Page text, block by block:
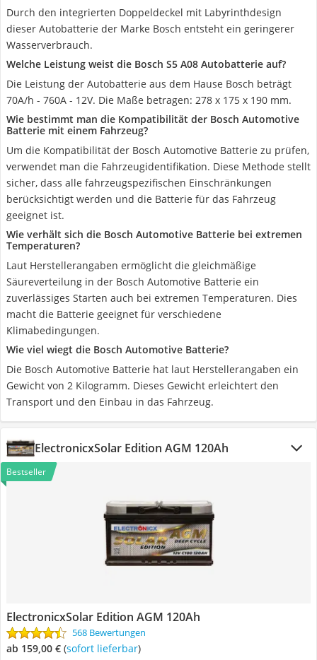
Durch den integrierten Doppeldeckel mit Labyrinthdesign
dieser Autobatterie der Marke Bosch entsteht ein geringerer
Wasserverbrauch.
Welche Leistung weist die Bosch S5 A08 Autobatterie auf?
Die Leistung der Autobatterie aus dem Hause Bosch beträgt
70A/h - 760A - 12V. Die Maße betragen: 278 x 175 x 190 mm.
Wie bestimmt man die Kompatibilität der Bosch Automotive
Batterie mit einem Fahrzeug?
Um die Kompatibilität der Bosch Automotive Batterie zu prüfen,
verwendet man die Fahrzeugidentifikation. Diese Methode stellt
sicher, dass alle fahrzeugspezifischen Einschränkungen
berücksichtigt werden und die Batterie für das Fahrzeug
geeignet ist.
Wie verhält sich die Bosch Automotive Batterie bei extremen
Temperaturen?
Laut Herstellerangaben ermöglicht die gleichmäßige
Säureverteilung in der Bosch Automotive Batterie ein
zuverlässiges Starten auch bei extremen Temperaturen. Dies
macht die Batterie geeignet für verschiedene
Klimabedingungen.
Wie viel wiegt die Bosch Automotive Batterie?
Die Bosch Automotive Batterie hat laut Herstellerangaben ein
Gewicht von 2 Kilogramm. Dieses Gewicht erleichtert den
Transport und den Einbau in das Fahrzeug.
ElectronicxSolar Edition AGM 120Ah
Bestseller
ElectronicxSolar Edition AGM 120Ah
568 Bewertungen
ab 159,00 € ( Sofort lieferbar)